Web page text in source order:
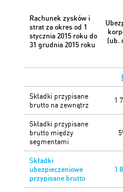
Rachunek zysków i
strat za okres od 1
stycznia 2015 roku do
31 grudnia 2015 roku
(ub.
Składki przypisane
brutto na zewnątrz
1
Składki przypisane
brutto między
segmentami
Składki
ubezpieczeniowe
przypisane brutto
1